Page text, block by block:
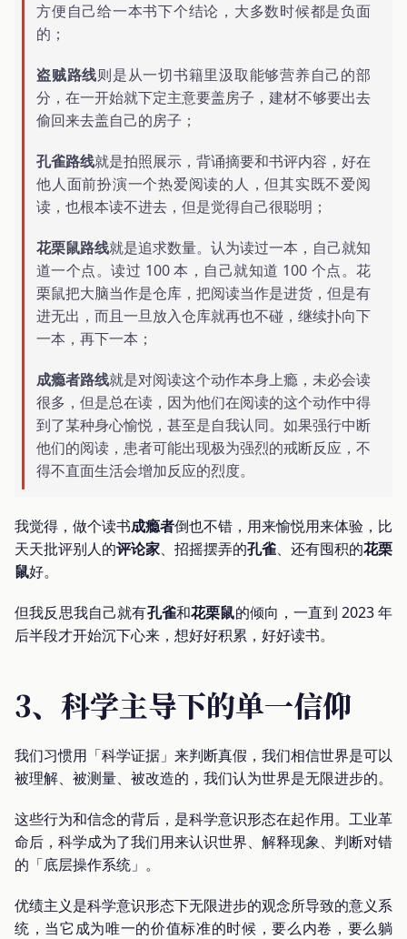
方便自己给一本书下个结论，大多数时候都是负面
的；
盗贼路线则是从一切书籍里汲取能够营养自己的部
分，在一开始就下定主意要盖房子，建材不够要出去
偷回来去盖自己的房子；
孔雀路线就是拍照展示，背诵摘要和书评内容，好在
他人面前扮演一个热爱阅读的人，但其实既不爱阅
读，也根本读不进去，但是觉得自己很聪明；
花栗鼠路线就是追求数量。认为读过一本，自己就知
道一个点。读过 100 本，自己就知道 100 个点。花
栗鼠把大脑当作是仓库，把阅读当作是进货，但是有
进无出，而且一旦放入仓库就再也不碰，继续扑向下
一本，再下一本；
成瘾者路线就是对阅读这个动作本身上瘾，未必会读
很多，但是总在读，因为他们在阅读的这个动作中得
到了某种身心愉悦，甚至是自我认同。如果强行中断
他们的阅读，患者可能出现极为强烈的戒断反应，不
得不直面生活会增加反应的烈度。
我觉得，做个读书成瘾者倒也不错，用来愉悦用来体验，比
天天批评别人的评论家、招摇摆弄的孔雀、还有囤积的花栗
鼠好。
但我反思我自己就有孔雀和花栗鼠的倾向，一直到 2023 年
后半段才开始沉下心来，想好好积累，好好读书。
3、科学主导下的单一信仰
我们习惯用「科学证据」来判断真假，我们相信世界是可以
被理解、被测量、被改造的，我们认为世界是无限进步的。
这些行为和信念的背后，是科学意识形态在起作用。工业革
命后，科学成为了我们用来认识世界、解释现象、判断对错
的「底层操作系统」。
优绩主义是科学意识形态下无限进步的观念所导致的意义系
统，当它成为唯一的价值标准的时候，要么内卷，要么躺